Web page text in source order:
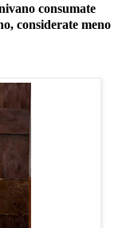
consumate
considerate meno